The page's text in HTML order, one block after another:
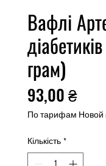
Вафлі
грам)
93,00 ₴Ціна
По тарифам Новой
Кількість *